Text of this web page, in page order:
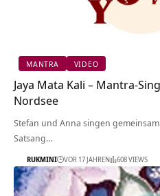
MANTRA VIDEO
Jaya Mata Kali – Mantra-
Nordsee
Stefan und Anna singen
Satsang…
RUKMINI VOR 17 JAHREN 608 VIEWS